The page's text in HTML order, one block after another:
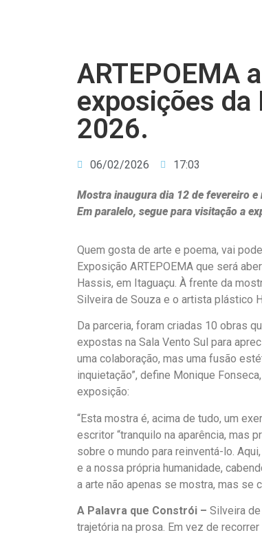
ARTEPOEMA
exposições da
2026.
06/02/2026 17:03
Mostra inaugura dia 12 de fevereiro e
Em paralelo, segue para visitação a
Quem gosta de arte e poema, vai
Exposição ARTEPOEMA que será
Hassis, em Itaguaçu. À frente da
Silveira de Souza e o artista plástico
Da parceria, foram criadas 10 obras
expostas na Sala Vento Sul para
uma colaboração, mas uma fusão
inquietação”, define Monique
exposição:
“Esta mostra é, acima de tudo, um
escritor “tranquilo na aparência, mas
sobre o mundo para reinventá-lo.
e a nossa própria humanidade,
a arte não apenas se mostra, mas se
A Palavra que Constrói – Silveira
trajetória na prosa. Em vez de